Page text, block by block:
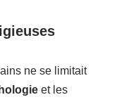
ne se limitait
et les